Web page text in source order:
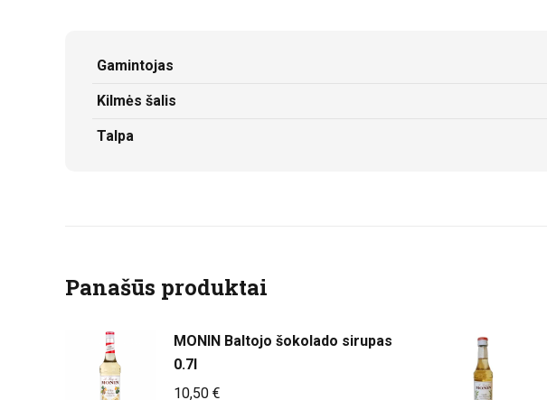
Gamintojas
Kilmės šalis
Talpa
Panašūs produktai
MONIN Baltojo šokolado sirupas
0.7l
10,50 €